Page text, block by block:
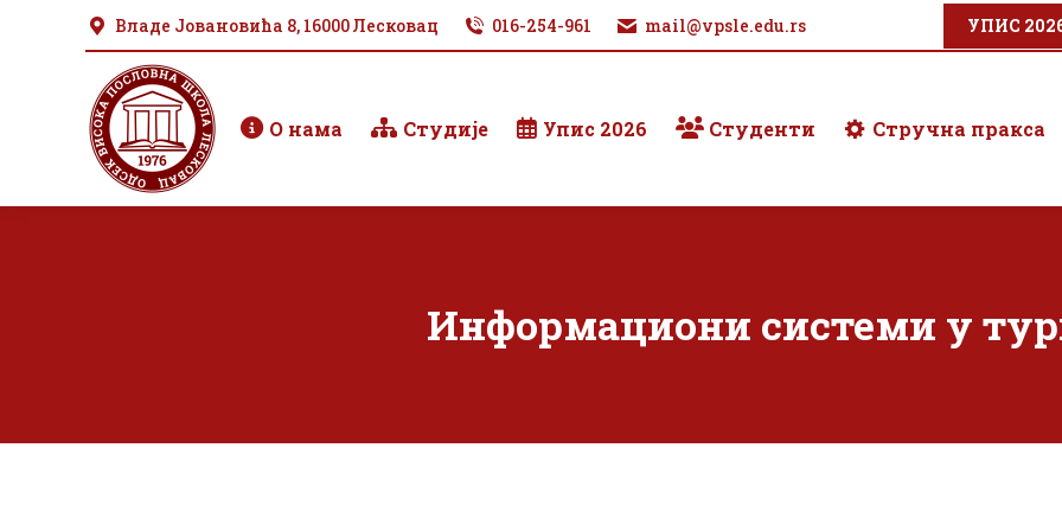
Владе Јовановића 8, 16000 Лесковац 016-254-961 mail@vpsle.edu.rs УПИС
О нама Студије Упис 2026 Студенти Стручна пракса
Информациони системи у